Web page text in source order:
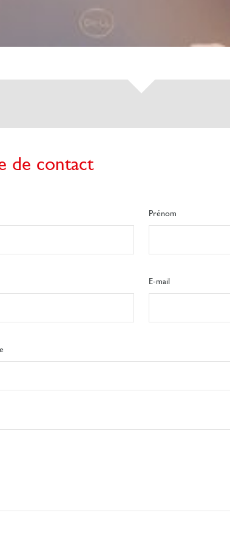
de contact
Prénom
E-mail